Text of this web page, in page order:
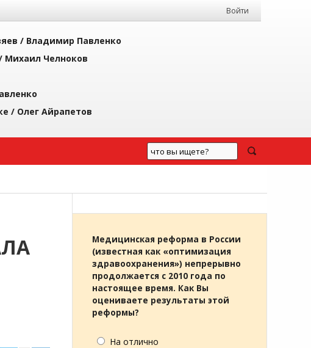
Войти
/ Владимир Павленко
Михаил Челноков
/ Олег Айрапетов
Медицинская реформа в России
(известная как «оптимизация
здравоохранения») непрерывно
продолжается с 2010 года по
настоящее время. Как Вы
оцениваете результаты этой
реформы?
На отлично